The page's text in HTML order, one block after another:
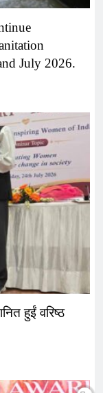
July 2026.
हुईं वरिष्ठ